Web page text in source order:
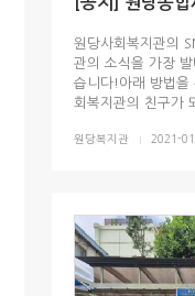
원당사회복지관의
관의 소식을 가장
습니다!아래 방법을
회복지관의 친구가
원당복지관 2021-